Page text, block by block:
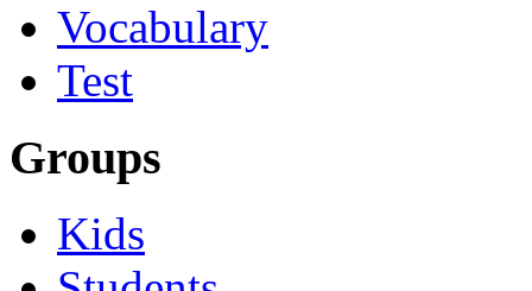
Vocabulary
Test
Groups
Kids